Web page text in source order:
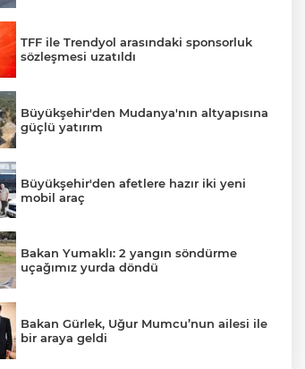
TFF ile Trendyol arasındaki sponsorluk
sözleşmesi uzatıldı
Büyükşehir'den Mudanya'nın altyapısına
güçlü yatırım
Büyükşehir'den afetlere hazır iki yeni
mobil araç
Bakan Yumaklı: 2 yangın söndürme
uçağımız yurda döndü
Bakan Gürlek, Uğur Mumcu’nun ailesi ile
bir araya geldi